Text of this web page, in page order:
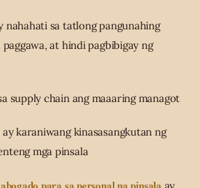
nahahati sa tatlong pangunahing
at hindi pagbibigay ng
supply chain ang maaaring managot
karaniwang kinasasangkutan ng
mga pinsala